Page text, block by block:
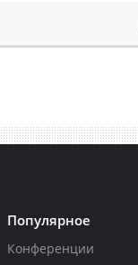
Популярное
Конференции